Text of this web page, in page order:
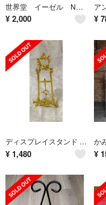
世界堂 イーゼル No.135
¥ 2,000 ¥
ディスプレイスタンド イーゼル フォトスタンド 皿立て 写真立て 額縁立て
¥ 1,480
か
¥